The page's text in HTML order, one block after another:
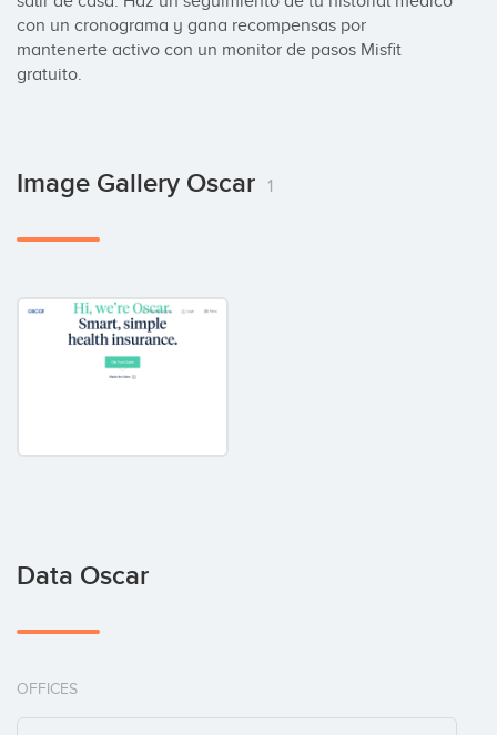
con un cronograma y gana recompensas por
mantenerte activo con un monitor de pasos Misfit
gratuito.
Image Gallery Oscar 1
Data Oscar
OFFICES